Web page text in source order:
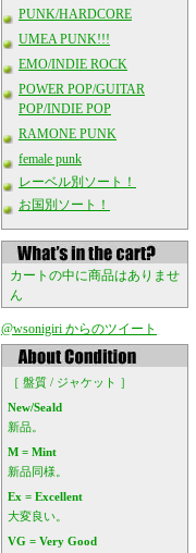
PUNK/HARDCORE
UMEA PUNK!!!
EMO/INDIE ROCK
POWER POP/GUITAR
POP/INDIE POP
RAMONE PUNK
female punk
レーベル別ソート！
お国別ソート！
カートの中に商品はありませ
ん
@wsonigiri からのツイート
［ 盤質 / ジャケット ］
New/Seald
新品。
M = Mint
新品同様。
Ex = Excellent
大変良い。
VG = Very Good